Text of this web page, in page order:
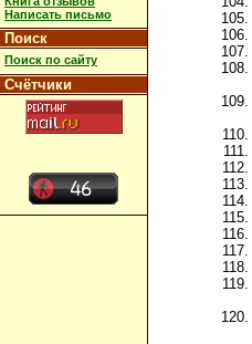
Написать письмо
Поиск
Поиск по сайту
Счётчики